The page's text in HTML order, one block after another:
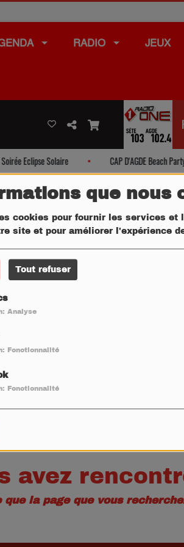
que nous
cookies pour fournir les services et
site et pour améliorer l'expérience
Tout refuser
Analyse
Fonctionnalité
Fonctionnalité
RADIO JEUX
Eclipse Solaire CAP D'AGDE Beach
avez
que la page que vous